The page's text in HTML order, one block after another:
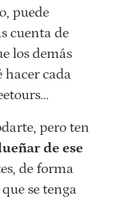
puede
cuenta de
los demás
hacer cada
pero ten
de ese
de forma
se tenga